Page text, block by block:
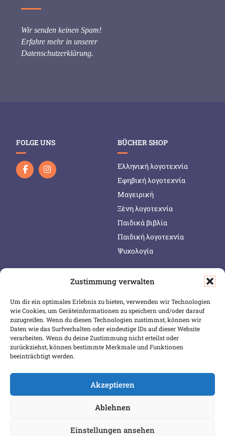
Zustimmung verwalten
Um dir ein optimales Erlebnis zu bieten, verwenden wir Technologien
wie Cookies, um Geräteinformationen zu speichern und/oder darauf
zuzugreifen. Wenn du diesen Technologien zustimmst, können wir
Daten wie das Surfverhalten oder eindeutige IDs auf dieser Website
verarbeiten. Wenn du deine Zustimmung nicht erteilst oder
zurückziehst, können bestimmte Merkmale und Funktionen
beeinträchtigt werden.
Akzeptieren
Ablehnen
Einstellungen ansehen
Wir senden keinen Spam!
Erfahre mehr in unserer
Datenschutzerklärung.
FOLGE UNS BÜCHER SHOP
Ελληνική λογοτεχνία
Εφηβική λογοτεχνία
Μαγειρική
Ξένη λογοτεχνία
Παιδικά βιβλία
Παιδική λογοτεχνία
Ψυχολογία
SERVICE & INFOS
Warenkorb
Wunschliste
Mein Konto
Versand & Lieferung
Zahlungsweisen
SICHER BEZAHLEN